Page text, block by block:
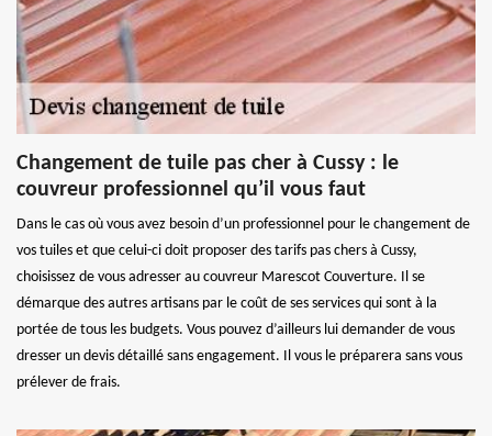
Changement de tuile pas cher à Cussy : le
couvreur professionnel qu’il vous faut
Dans le cas où vous avez besoin d’un professionnel pour le changement de
vos tuiles et que celui-ci doit proposer des tarifs pas chers à Cussy,
choisissez de vous adresser au couvreur Marescot Couverture. Il se
démarque des autres artisans par le coût de ses services qui sont à la
portée de tous les budgets. Vous pouvez d’ailleurs lui demander de vous
dresser un devis détaillé sans engagement. Il vous le préparera sans vous
prélever de frais.